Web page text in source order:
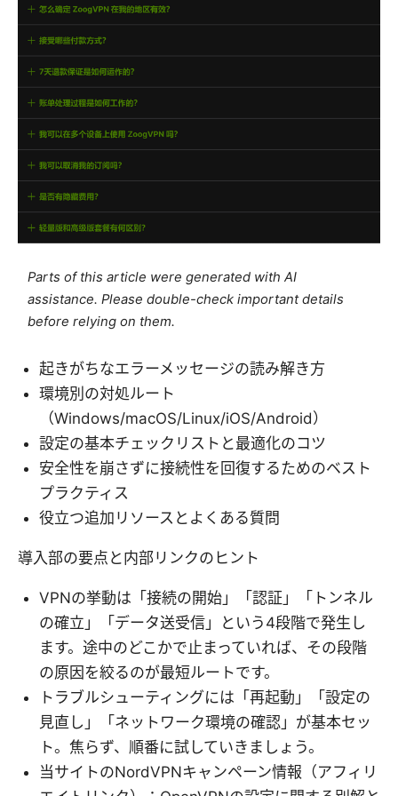
Parts of this article were generated with AI
assistance. Please double-check important details
before relying on them.
起きがちなエラーメッセージの読み解き方
環境別の対処ルート
（Windows/macOS/Linux/iOS/Android）
設定の基本チェックリストと最適化のコツ
安全性を崩さずに接続性を回復するためのベスト
プラクティス
役立つ追加リソースとよくある質問
導入部の要点と内部リンクのヒント
VPNの挙動は「接続の開始」「認証」「トンネル
の確立」「データ送受信」という4段階で発生し
ます。途中のどこかで止まっていれば、その段階
の原因を絞るのが最短ルートです。
トラブルシューティングには「再起動」「設定の
見直し」「ネットワーク環境の確認」が基本セッ
ト。焦らず、順番に試していきましょう。
当サイトのNordVPNキャンペーン情報（アフィリ